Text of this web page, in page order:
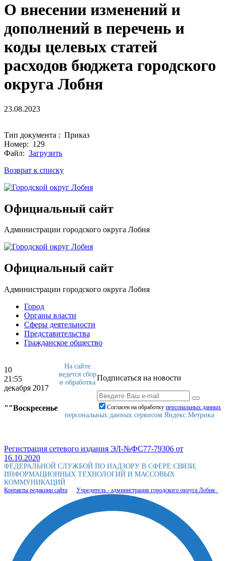
О внесении изменений и
дополнений в перечень и
коды целевых статей
расходов бюджета городского
округа Лобня
23.08.2023
Тип документа : Приказ
Номер: 129
Файл: Загрузить
Возврат к списку
Официальный сайт
Администрации городского округа Лобня
Официальный сайт
Администрации городского округа Лобня
Город
Органы власти
Сферы деятельности
Представительства
Гражданское общество
10
21:55
декабря 2017
""Воскресенье
Подписаться на новости
Согласен на обработку персональныx данных
На сайте
ведется сбор
и обработка
персональных данных сервисом Яндекс.Метрика
Регистрация сетевого издания ЭЛ-№ФС77-79306 от
16.10.2020
ФЕДЕРАЛЬНОЙ СЛУЖБОЙ ПО НАДЗОРУ В СФЕРЕ СВЯЗИ,
ИНФОРМАЦИОННЫХ ТЕХНОЛОГИЙ И МАССОВЫХ
КОММУНИКАЦИЙ
Контакты редакции сайта Учредитель - администрация городского округа Лобня